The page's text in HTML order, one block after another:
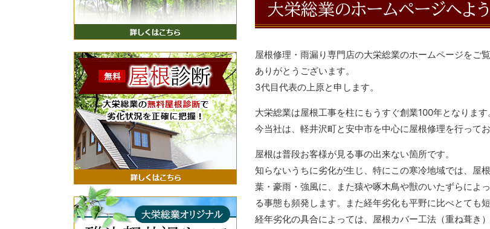
大栄総業のホームページへよ
屋根修理・雨漏り専門店の大栄総業のホームページをご覧
ありがとうございます。
3代目代表の上原と申します。
大栄総業は屋根工事を柱にもうすぐ創業100年となります
今当社は、軽井沢町と安中市を中心に屋根修理を行ってお
屋根は普段お客様が見る事の出来ない箇所です。
知らないうちに劣化が生じ、特にこの寒冷地域では、屋
葉・豪雨・強風に、また猿や啄木鳥や獣のいたずらによ
る事態も頻発します。また経年劣化も平野に比べとても短
経年劣化の具合によっては、屋根カバー工法（重ね葺き